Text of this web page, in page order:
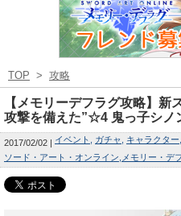
TOP > 攻略
【メモリーデフラグ攻略】
攻撃を備えた”☆4 鬼っ子シノ
2017/02/02 イベント ガチャ キャラクター
ソード・アート・オンライン メモリー・デ